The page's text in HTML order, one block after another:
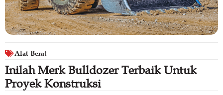
Alat Berat
Inilah Merk Bulldozer Terbaik Untuk
Proyek Konstruksi